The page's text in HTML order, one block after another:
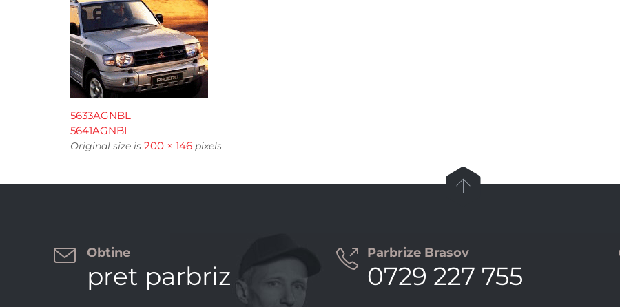
5633AGNBL
5641AGNBL
Original size is 200 × 146 pixels

 Obtine
pret parbriz
 Parbrize Brasov
0729 227 755